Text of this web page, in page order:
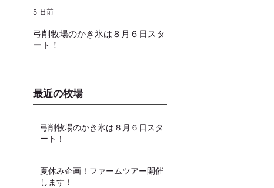
弓削牧場のかき氷は８月６日スタ
ート！
5 日前
最近の牧場
弓削牧場のかき氷は８月６日スタ
ート！
夏休み企画！ファームツアー開催
します！